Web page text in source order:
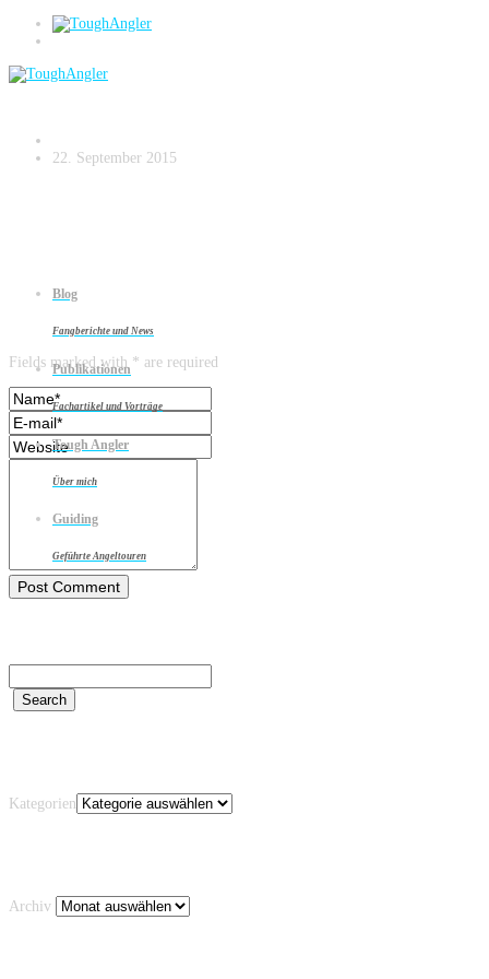
Blog
Fangberichte und News
Publikationen
Fachartikel und Vorträge
Tough Angler
Über mich
Guiding
Geführte Angeltouren
HIG_3258
22. September 2015
Leave a reply
Fields marked with * are required
Kategorien
Archiv